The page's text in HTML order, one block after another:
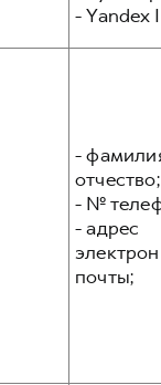
- Yandex
-
отчество;
- №
- адрес
почты;